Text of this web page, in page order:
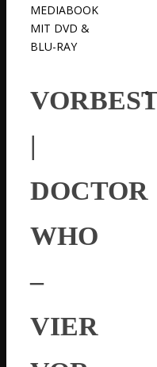
MEDIABOOK
MIT DVD &
BLU-RAY
|
DOCTOR
WHO
–
VIER